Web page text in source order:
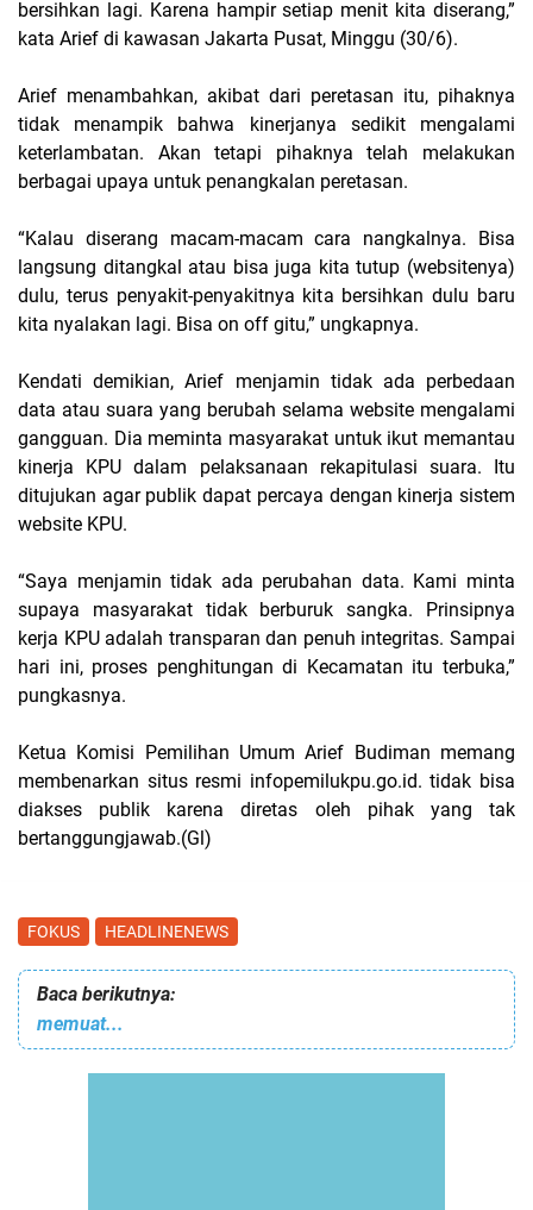
bersihkan lagi. Karena hampir setiap menit kita diserang,”
kata Arief di kawasan Jakarta Pusat, Minggu (30/6).
Arief menambahkan, akibat dari peretasan itu, pihaknya
tidak menampik bahwa kinerjanya sedikit mengalami
keterlambatan. Akan tetapi pihaknya telah melakukan
berbagai upaya untuk penangkalan peretasan.
“Kalau diserang macam-macam cara nangkalnya. Bisa
langsung ditangkal atau bisa juga kita tutup (websitenya)
dulu, terus penyakit-penyakitnya kita bersihkan dulu baru
kita nyalakan lagi. Bisa on off gitu,” ungkapnya.
Kendati demikian, Arief menjamin tidak ada perbedaan
data atau suara yang berubah selama website mengalami
gangguan. Dia meminta masyarakat untuk ikut memantau
kinerja KPU dalam pelaksanaan rekapitulasi suara. Itu
ditujukan agar publik dapat percaya dengan kinerja sistem
website KPU.
“Saya menjamin tidak ada perubahan data. Kami minta
supaya masyarakat tidak berburuk sangka. Prinsipnya
kerja KPU adalah transparan dan penuh integritas. Sampai
hari ini, proses penghitungan di Kecamatan itu terbuka,”
pungkasnya.
Ketua Komisi Pemilihan Umum Arief Budiman memang
membenarkan situs resmi infopemilukpu.go.id. tidak bisa
diakses publik karena diretas oleh pihak yang tak
bertanggungjawab.(Gl)
FOKUS HEADLINENEWS
Baca berikutnya:
memuat...